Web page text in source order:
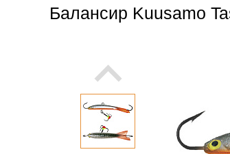
Балансир Kuusamo